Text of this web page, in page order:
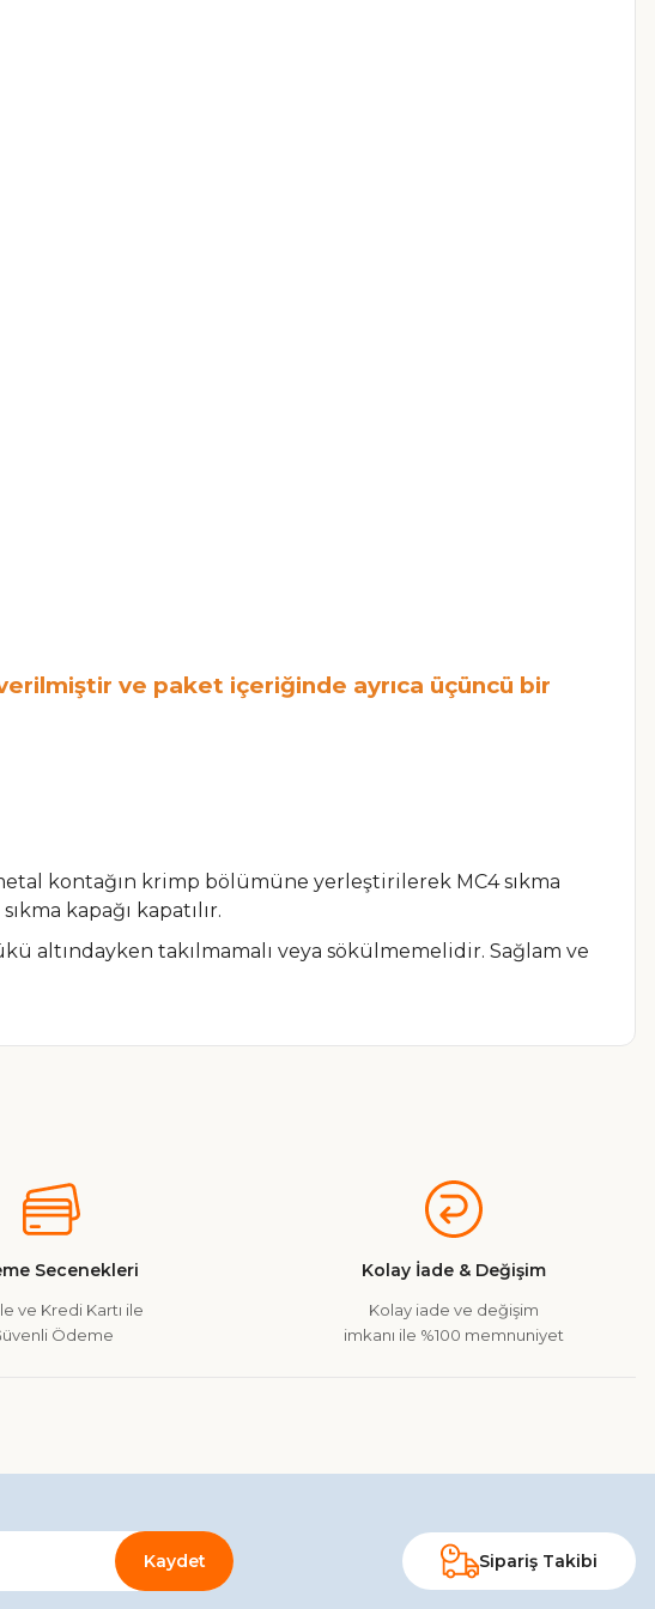
ve paket içeriğinde ayrıca üçüncü bir
kontağın krimp bölümüne yerleştirilerek MC4 sıkma
kapağı kapatılır.
takılmamalı veya sökülmemelidir. Sağlam ve
Secenekleri
ve Kredi Kartı ile
Ödeme
Kolay İade & Değişim
Kolay iade ve değişim
imkanı ile %100 memnuniyet
Kaydet Sipariş Takibi